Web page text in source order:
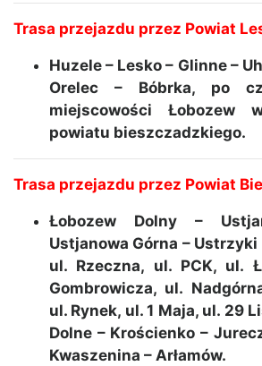
Trasa przejazdu przez Powiat
Huzele – Lesko – Glinne –
Orelec – Bóbrka, po
miejscowości Łobozew
powiatu bieszczadzkiego.
Trasa przejazdu przez Powiat
Łobozew Dolny –
Ustjanowa Górna – Ustrzyki
ul. Rzeczna, ul. PCK, ul.
Gombrowicza, ul.
ul. Rynek, ul. 1 Maja, ul. 29
Dolne – Krościenko –
Kwaszenina – Arłamów.